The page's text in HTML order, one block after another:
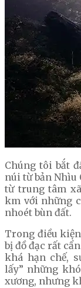
Chúng tôi bắt
núi từ bản Nhìu
từ trung tâm
km với những
nhoét bùn đất.
Trong điều
bị đồ đạc rất
khá hạn chế,
lấy” những
xương, nhưng